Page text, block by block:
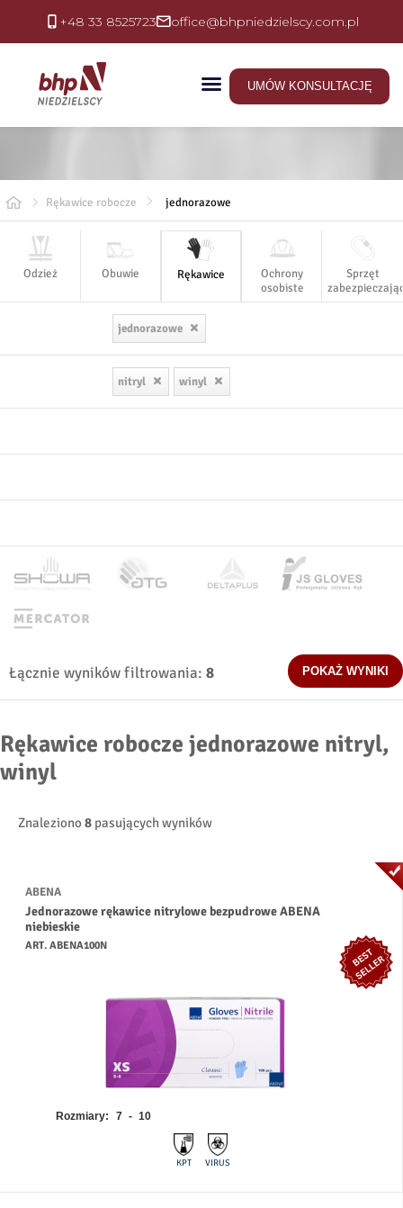
+48 33 8525723 office@bhpniedzielscy.com.pl
UMÓW KONSULTACJĘ
Rękawice robocze jednorazowe
Odzież Obuwie Rękawice
Ochrony
osobiste
Sprzęt
jednorazowe
nitryl winyl
Łącznie wyników filtrowania: 8
Rękawice robocze jednorazowe nitryl,
winyl
Znaleziono 8 pasujących wyników
ABENA
Jednorazowe rękawice nitrylowe bezpudrowe ABENA
niebieskie
ART. ABENA100N
Rozmiary: 7 - 10
KPT VIRUS